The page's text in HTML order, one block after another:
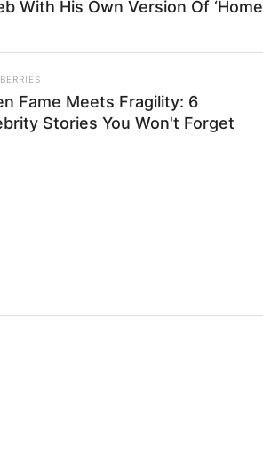
With His Own Version Of ‘Home
Fame Meets Fragility: 6
Stories You Won't Forget